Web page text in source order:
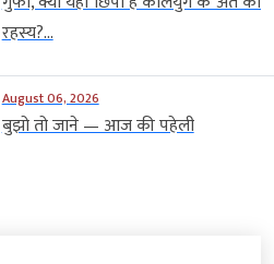
रहस्य?...
August 06, 2026
बुझो तो जाने — आज की पहेली